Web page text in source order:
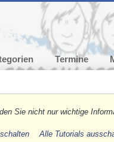
Termine
Sie nicht nur wichtige
Alle Tutorials